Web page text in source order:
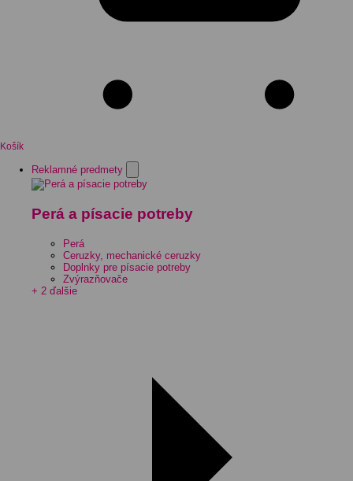
Košík
Reklamné predmety
Perá a písacie potreby
Perá
Ceruzky, mechanické ceruzky
Doplnky pre písacie potreby
Zvýrazňovače
+ 2 ďalšie